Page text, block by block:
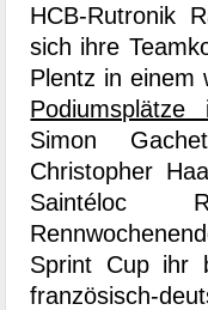
HCB-Rutronik
sich ihre
Plentz in einem
Podiumsplätze
Simon
Christopher
Saintéloc
Sprint Cup ihr
französisch-